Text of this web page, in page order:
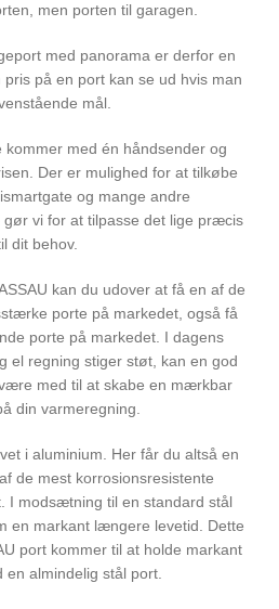
men porten til garagen.
med panorama er derfor en
på en port kan se ud hvis man
mål.
kommer med én håndsender og
Der er mulighed for at tilkøbe
og mange andre
vi for at tilpasse det lige præcis
dit behov.
kan du udover at få en af de
porte på markedet, også få
porte på markedet. I dagens
el regning stiger støt, kan en god
med til at skabe en mærkbar
din varmeregning.
i aluminium. Her får du altså en
de mest korrosionsresistente
I modsætning til en standard stål
en markant længere levetid. Dette
port kommer til at holde markant
en almindelig stål port.